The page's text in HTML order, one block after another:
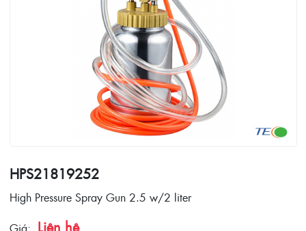
HPS21819252
High Pressure Spray Gun 2.5 w/2 liter
Liên hệ